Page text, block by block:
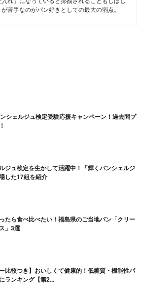
苦手なのがパン好きとしての最大の弱点。
シェルジュ検定受験応援キャンペーン！過去問プ
ジュ検定を生かして活躍中！「輝くパンシェルジ
した17組を紹介
たら食べ比べたい！福島県のご当地パン「クリー
」3選
ー比較つき】おいしくて健康的！低糖質・機能性パ
ランキング【第2...